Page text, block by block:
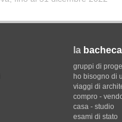
la bacheca
gruppi di
ho bisogno di
viaggi di
compro -
casa - studio
esami di stato